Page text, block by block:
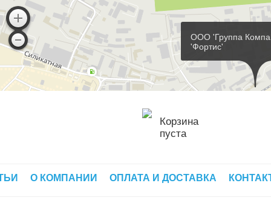
ООО 'Группа
'Фортис'
Корзина
пуста
О КОМПАНИИ ОПЛАТА И ДОСТАВКА